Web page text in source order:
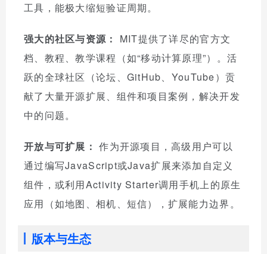
工具，能极大缩短验证周期。
强大的社区与资源：
MIT提供了详尽的官方文
档、教程、教学课程（如“移动计算原理”）。活
跃的全球社区（论坛、GitHub、YouTube）贡
献了大量开源扩展、组件和项目案例，解决开发
中的问题。
开放与可扩展： 作为开源项目，高级用户可以
通过编写JavaScript或Java扩展来添加自定义
组件，或利用Activity Starter调用手机上的原生
应用（如地图、相机、短信），扩展能力边界。
版本与生态